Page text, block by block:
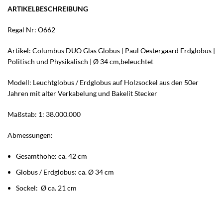
ARTIKELBESCHREIBUNG
Regal Nr: O662
Artikel: Columbus DUO Glas Globus | Paul Oestergaard Erdglobus |
Politisch und Physikalisch | Ø 34 cm,beleuchtet
Modell: Leuchtglobus / Erdglobus auf Holzsockel aus den 50er
Jahren mit alter Verkabelung und Bakelit Stecker
Maßstab: 1: 38.000.000
Abmessungen:
Gesamthöhe: ca. 42 cm
Globus / Erdglobus: ca. Ø 34 cm
Sockel: Ø ca. 21 cm